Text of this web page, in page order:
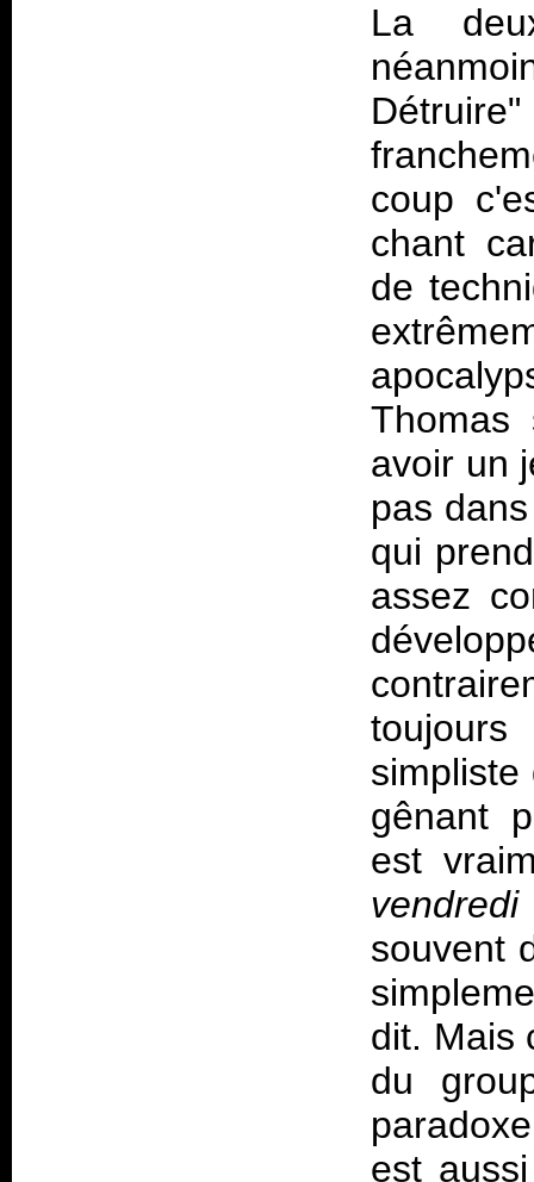
La
coup
chant
de
avoir un
pas
qui
assez
simpliste
gênant
est
souvent
dit. Mais
du
est